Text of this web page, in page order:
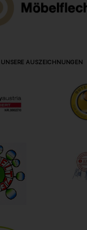
UNSERE AUSZEICHNUNGEN